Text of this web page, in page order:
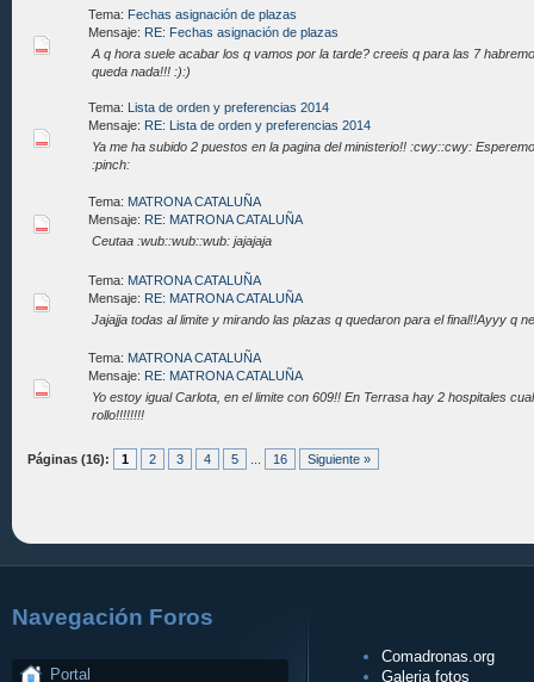
Tema: Fechas asignación de plazas
Mensaje: RE: Fechas asignación de plazas
A q hora suele acabar los q vamos por la tarde? creeis q para las 7
queda nada!!! :):)
Tema: Lista de orden y preferencias 2014
Mensaje: RE: Lista de orden y preferencias 2014
Ya me ha subido 2 puestos en la pagina del ministerio!! :cwy::cwy:
:pinch:
Tema: MATRONA CATALUÑA
Mensaje: RE: MATRONA CATALUÑA
Ceutaa :wub::wub::wub: jajajaja
Tema: MATRONA CATALUÑA
Mensaje: RE: MATRONA CATALUÑA
Jajajja todas al limite y mirando las plazas q quedaron para el final!!Ayyy q
Tema: MATRONA CATALUÑA
Mensaje: RE: MATRONA CATALUÑA
Yo estoy igual Carlota, en el limite con 609!! En Terrasa hay 2 hospitales
rollo!!!!!!!!
Páginas (16): 1 2 3 4 5 16 Siguiente »
Navegación Foros
Portal
Comadronas.org
Galeria fotos